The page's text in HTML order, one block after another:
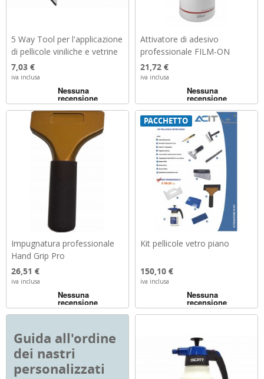
5 Way Tool per l'applicazione
di pellicole viniliche e vetrine
Prezzo
7,03 €
iva inclusa
Attivatore di adesivo
professionale FILM-ON
Prezzo
21,72 €
iva inclusa
Impugnatura professionale
Hand Grip Pro
Prezzo
26,51 €
iva inclusa
Kit pellicole vetro piano
Prezzo
150,10 €
iva inclusa
PACCHETTO
Guida all'ordine
dei nastri
personalizzati